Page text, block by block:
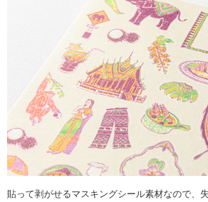
貼って剥がせるマスキングシール素材なので、